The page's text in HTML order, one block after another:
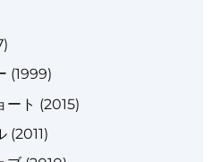
(1999)
ート (2015)
(2011)